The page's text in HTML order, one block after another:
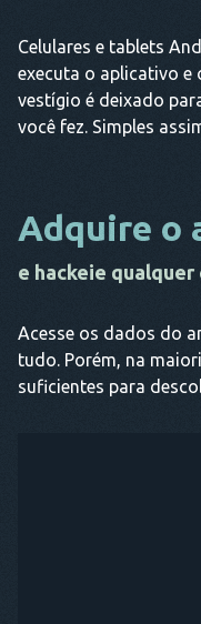
Celulares e tablets
executa o aplicativo e
vestígio é deixado
você fez. Simples
Adquire o
e hackeie qualquer
Acesse os dados do
tudo. Porém, na
suficientes para